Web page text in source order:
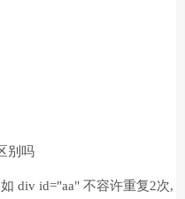
别吗
div id="aa" 不容许重复2次,